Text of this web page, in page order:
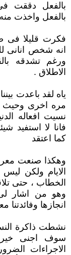
بالفعل دققت
بالفعل واخذت
فكرت قليلا فى
انه شخص انانى
ورغم تشدقه
الاطلاق .
ياه لقد باعدت
مره اخرى وحيث
نسيت افعاله
فانا لا
كما اعتقد
وهكذا صنعت
الايام ولكن
الخطاب ، حتى
وهو من اشار
انجازها وفائدتنا
نشطت ذاكرة
سوف اجنى
الاجراءات